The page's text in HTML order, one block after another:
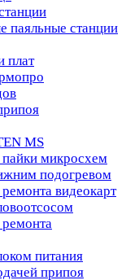
паяльные станции
плат
MS
микросхем
подогревом
видеокарт
питания
припоя